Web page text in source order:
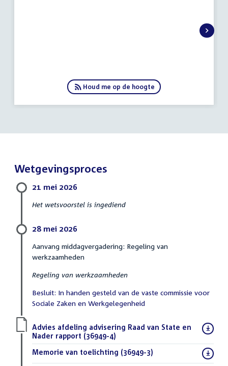
Houd me op de hoogte
Wetgevingsproces
21 mei 2026
Het wetsvoorstel is ingediend
28 mei 2026
Aanvang middagvergadering: Regeling van
werkzaamheden
Regeling van werkzaamheden
Besluit: In handen gesteld van de vaste commissie voor
Sociale Zaken en Werkgelegenheid
Download
bestand:
Advies afdeling advisering Raad van State en
Nader rapport (36949-4)
Download
Memorie van toelichting (36949-3)